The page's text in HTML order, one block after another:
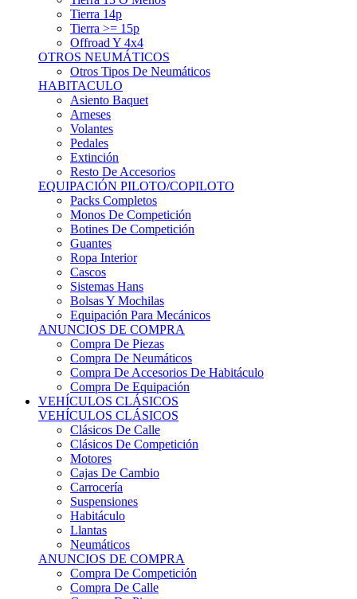
Tierra 14p
Tierra >= 15p
Offroad Y 4x4
OTROS NEUMÁTICOS
Otros Tipos De Neumáticos
HABITACULO
Asiento Baquet
Arneses
Volantes
Pedales
Extinción
Resto De Accesorios
EQUIPACIÓN PILOTO/COPILOTO
Packs Completos
Monos De Competición
Botines De Competición
Guantes
Ropa Interior
Cascos
Sistemas Hans
Bolsas Y Mochilas
Equipación Para Mecánicos
ANUNCIOS DE COMPRA
Compra De Piezas
Compra De Neumáticos
Compra De Accesorios De Habitáculo
Compra De Equipación
VEHÍCULOS CLÁSICOS
VEHÍCULOS CLÁSICOS
Clásicos De Calle
Clásicos De Competición
Motores
Cajas De Cambio
Carrocería
Suspensiones
Habitáculo
Llantas
Neumáticos
ANUNCIOS DE COMPRA
Compra De Competición
Compra De Calle